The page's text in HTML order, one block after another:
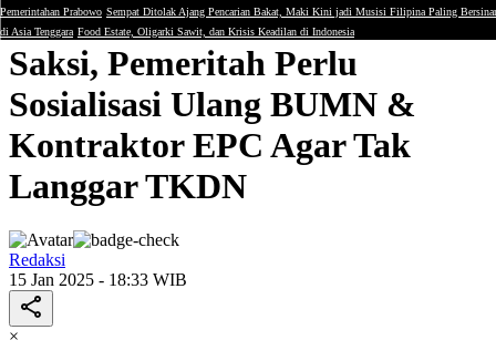
Pemerintahan Prabowo Sempat Ditolak Ajang Pencarian Bakat, Maki Kini jadi Musisi Filipina Paling Bersinar
di Asia Tenggara Food Estate, Oligarki Sawit, dan Krisis Keadilan di Indonesia
HIPPDA: Selain Ancaman
Saksi, Pemeritah Perlu
Sosialisasi Ulang BUMN &
Kontraktor EPC Agar Tak
Langgar TKDN
Redaksi
15 Jan 2025 - 18:33 WIB
×